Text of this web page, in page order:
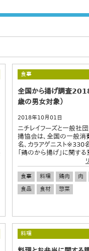
食事
全国から揚げ調査
歳の男女対象）
2018年10月01日
ニチレイフーズと一般社
揚協会は、全国の一般
名、カラアゲニスト※330
「鶏のから揚げ」に関する
食事 料理 鶏肉 肉
食品
食材 惣菜
料理